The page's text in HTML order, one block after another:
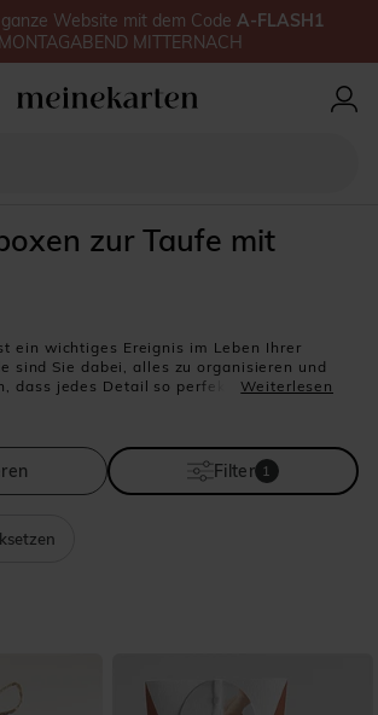
zur Taufe mit
ein wichtiges Ereignis im Leben Ihrer
sind Sie dabei, alles zu organisieren und
dass jedes Detail so perfekt wie möglich
werden.
der Taufpapeterie ermöglicht es Ihnen, die
Ereignis zu machen, das Sie sich für Ihre
darf, dann ist es das Geschenk für
oder leckeren Schokoladen-Dragées in
assoziiert wird, dient als eleganter
Weiterlesen
Filter 1
Website mit dem Code A-FLASH1
MONTAGABEND MITTERNACH